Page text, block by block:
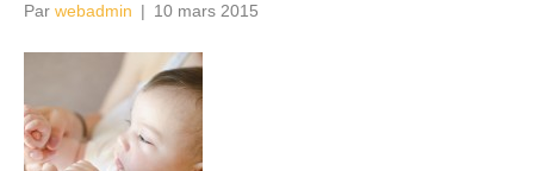
Par webadmin | 10 mars 2015